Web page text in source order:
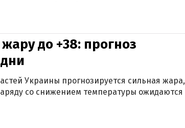
до +38: прогноз
Украины прогнозируется сильная жара,
со снижением температуры ожидаются